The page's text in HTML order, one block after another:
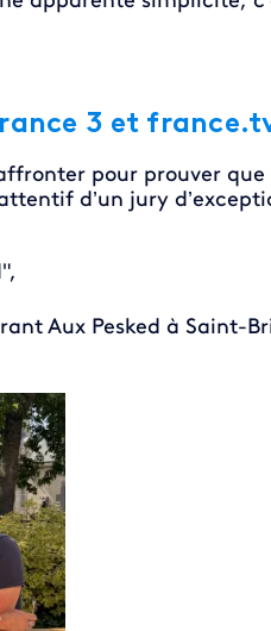
3 et
pour prouver
d’un jury
Aux Pesked à Saint-